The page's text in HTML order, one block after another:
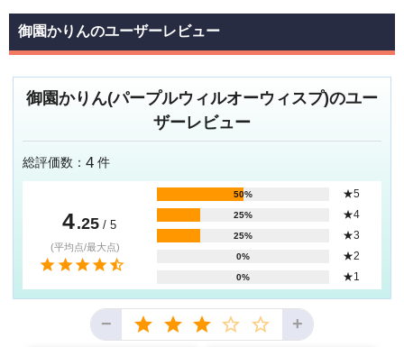
御園かりんのユーザーレビュー
御園かりん(パープルウィルオーウィスプ)のユー
ザーレビュー
総評価数： 4 件
4.25/ 5
(平均点/最大点)
50% ★5
25% ★4
25% ★3
0% ★2
0% ★1
− +